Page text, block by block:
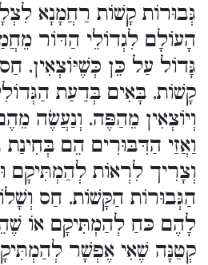
גְּבוּרוֹת קָשׁוֹת רַחֲמָנָא
הָעוֹלָם לִגְדוֹלֵי הַדּוֹר
גָּדוֹל עַל כֵּן כְּשֶׁיּוֹצְאִין,
קָשׁוֹת, בָּאִים בְּדַעַת
וְיוֹצְאִין מֵהַפֶּה, וְנַעֲשֶׂה
וַאֲזַי הַדִּבּוּרִים הֵם בְּחִינַת
וְצָרִיך לִרְאוֹת לְהַמְתִּיקָם
הַגְּבוּרוֹת הַקָּשׁוֹת, חַס
לָהֶם כּחַ לְהַמְתִּיקָם אוֹ
קְטַנָּה שֶׁאִי אֶפְשָׁר